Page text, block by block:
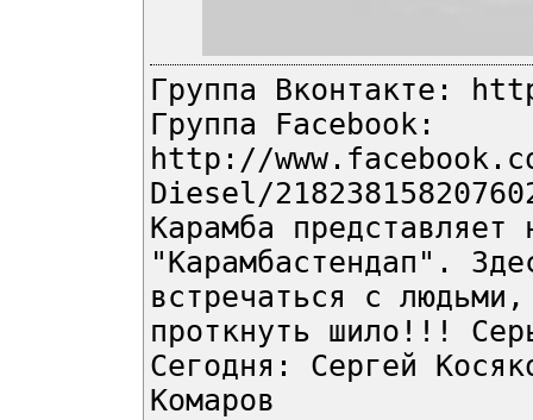
Группа Вконтакте:
Группа Facebook:
http://
Diesel/
Карамба представляет
"Карамбастендап".
встречаться с
проткнуть шило!!!
Сегодня: Сергей
Комаров